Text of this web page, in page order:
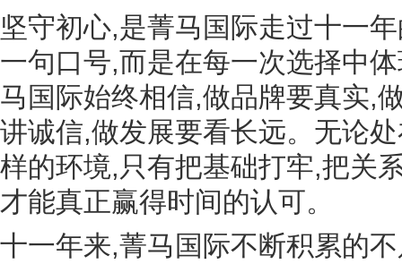
坚守初心,是菁马国际走过十一
一句口号,而是在每一次选择中
马国际始终相信,做品牌要真实,
讲诚信,做发展要看长远。无论
样的环境,只有把基础打牢,把关
才能真正赢得时间的认可。
十一年来,菁马国际不断积累的